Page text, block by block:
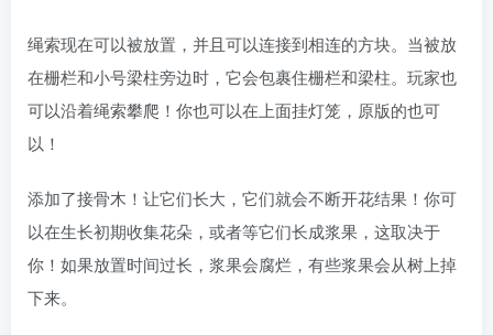
绳索现在可以被放置，并且可以连接到相连的方块。当被放
在栅栏和小号梁柱旁边时，它会包裹住栅栏和梁柱。玩家也
可以沿着绳索攀爬！你也可以在上面挂灯笼，原版的也可
以！
添加了接骨木！让它们长大，它们就会不断开花结果！你可
以在生长初期收集花朵，或者等它们长成浆果，这取决于
你！如果放置时间过长，浆果会腐烂，有些浆果会从树上掉
下来。